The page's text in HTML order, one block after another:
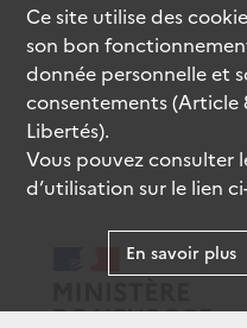
Ce site utilise des
son bon
donnée personnelle et
consentements
Libertés).
Vous pouvez consulter
d’utilisation sur le lien
En savoir plus